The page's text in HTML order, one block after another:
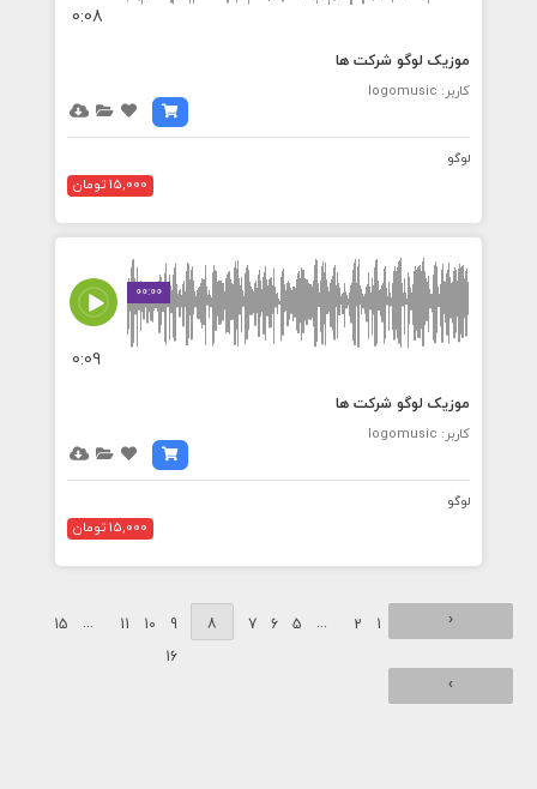
0:08
موزیک لوگو شرکت ها
کاربر: logomusic
لوگو
15,000 تومان
00:00
0:09
موزیک لوگو شرکت ها
کاربر: logomusic
لوگو
15,000 تومان
‹
1
2
...
5
6
7
8
9
10
11
...
15
16
›